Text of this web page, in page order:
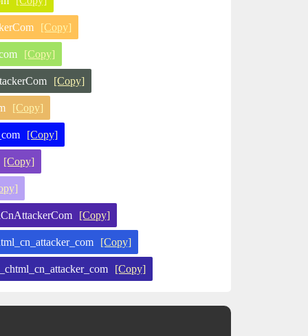
[Copy]
[Copy]
[Copy]
[Copy]
[Copy]
[Copy]
[Copy]
[Copy]
[Copy]